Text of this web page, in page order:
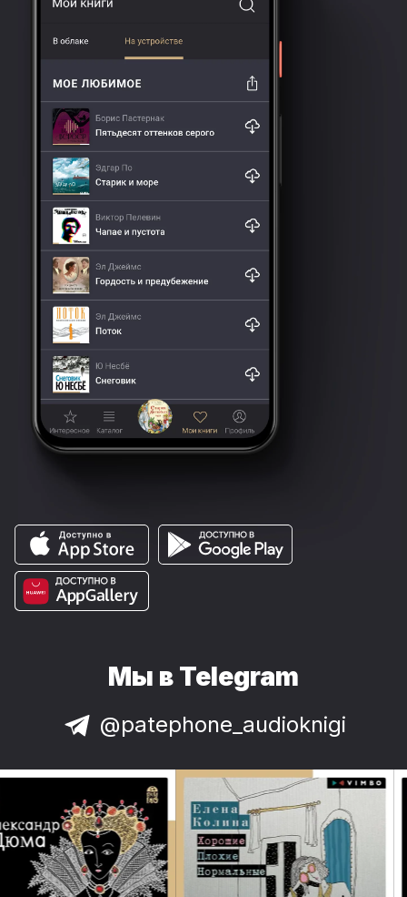
Мы в Telegram
@patephone_audioknigi